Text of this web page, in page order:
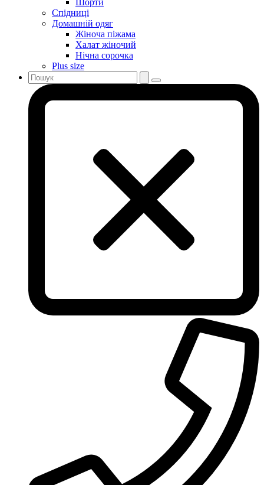
Шорти
Спідниці
Домашній одяг
Жіноча піжама
Халат жіночий
Нічна сорочка
Plus size